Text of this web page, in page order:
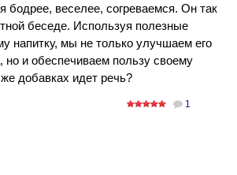
бодрее, веселее, согреваемся. Он так
беседе. Используя полезные
напитку, мы не только улучшаем его
но и обеспечиваем пользу своему
добавках идет речь?
1